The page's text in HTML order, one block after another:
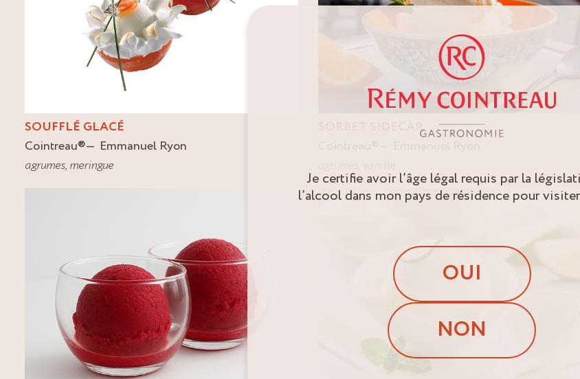
SOUFFLÉ GLACÉ
Cointreau®
Emmanuel Ryon
agrumes, meringue
SORBET SIDECAR
Je certifie avoir l’âge légal requis par la
l’alcool dans mon pays de résidence pour
OUI
NON